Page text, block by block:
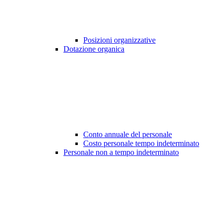
Posizioni organizzative
Dotazione organica
Conto annuale del personale
Costo personale tempo indeterminato
Personale non a tempo indeterminato